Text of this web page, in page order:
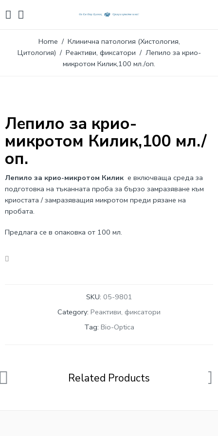
Home / Клинична патология (Хистология,
Цитология) / Реактиви, фиксатори / Лепило за крио-
микротом Килик,100 мл./оп.
Лепило за крио-
микротом Килик,100 мл./
оп.
Лепило за крио-микротом Килик e включваща среда за
подготовка на тъканната проба за бързо замразяване към
криостата / замразяващия микротом преди рязане на
пробата.
Предлага се в опаковка от 100 мл.
SKU: 05-9801
Category: Реактиви, фиксатори
Tag: Bio-Optica
Related Products